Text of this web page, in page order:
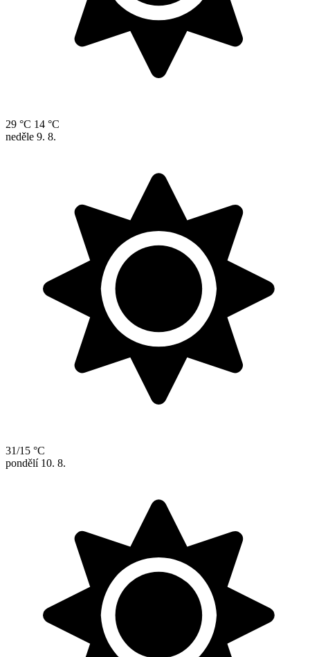
29 °C 14 °C
neděle 9. 8.
31/15 °C
pondělí 10. 8.